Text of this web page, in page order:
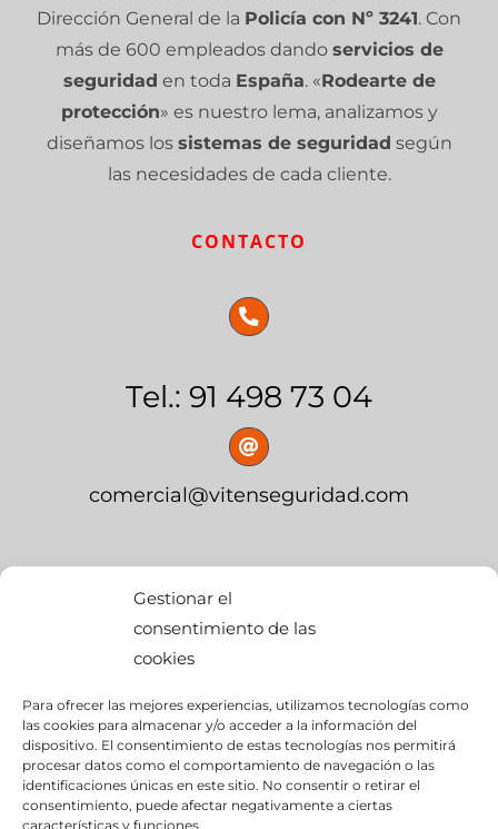
Gestionar el
consentimiento de las
cookies
Para ofrecer las mejores experiencias, utilizamos tecnologías como
las cookies para almacenar y/o acceder a la información del
dispositivo. El consentimiento de estas tecnologías nos permitirá
procesar datos como el comportamiento de navegación o las
identificaciones únicas en este sitio. No consentir o retirar el
consentimiento, puede afectar negativamente a ciertas
características y funciones.
Dirección General de la Policía con Nº 3241. Con
más de 600 empleados dando servicios de
seguridad en toda España. «Rodearte de
protección» es nuestro lema, analizamos y
diseñamos los sistemas de seguridad según
las necesidades de cada cliente.
CONTACTO
Tel.: 91 498 73 04
comercial@vitenseguridad.com
calle Palier, s/n
edif. BMW Momentum,
Pol. Ind. “Ciudad del Automóvil”
28914- Leganés (Madrid)